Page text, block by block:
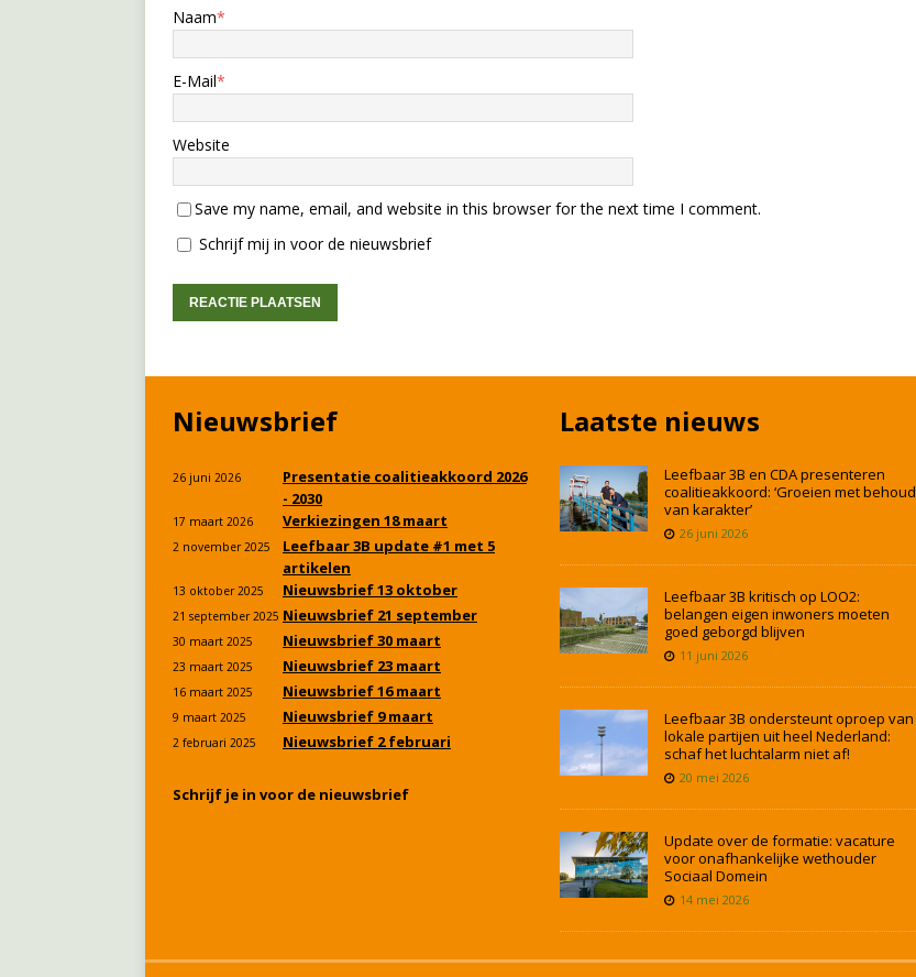
Naam*
E-Mail*
Website
Save my name, email, and website in this browser for the next time I comment.
Schrijf mij in voor de nieuwsbrief
Nieuwsbrief
26 juni 2026
Presentatie coalitieakkoord 2026
- 2030
17 maart 2026 Verkiezingen 18 maart
2 november 2025
Leefbaar 3B update #1 met 5
artikelen
13 oktober 2025 Nieuwsbrief 13 oktober
21 september 2025 Nieuwsbrief 21 september
30 maart 2025 Nieuwsbrief 30 maart
23 maart 2025 Nieuwsbrief 23 maart
16 maart 2025 Nieuwsbrief 16 maart
9 maart 2025 Nieuwsbrief 9 maart
2 februari 2025 Nieuwsbrief 2 februari
Schrijf je in voor de nieuwsbrief
Laatste nieuws
Leefbaar 3B en CDA presenteren
coalitieakkoord: ‘Groeien met behoud
van karakter’
26 juni 2026
Leefbaar 3B kritisch op LOO2:
belangen eigen inwoners moeten
goed geborgd blijven
11 juni 2026
Leefbaar 3B ondersteunt oproep van
lokale partijen uit heel Nederland:
schaf het luchtalarm niet af!
20 mei 2026
Update over de formatie: vacature
voor onafhankelijke wethouder
Sociaal Domein
14 mei 2026